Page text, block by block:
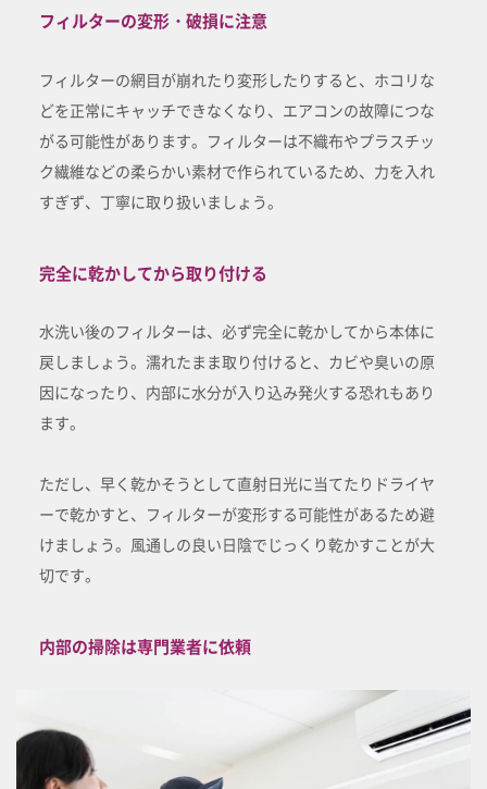
フィルターの変形・破損に注意
フィルターの網目が崩れたり変形したりすると、ホコリな
どを正常にキャッチできなくなり、エアコンの故障につな
がる可能性があります。フィルターは不織布やプラスチッ
ク繊維などの柔らかい素材で作られているため、力を入れ
すぎず、丁寧に取り扱いましょう。
完全に乾かしてから取り付ける
水洗い後のフィルターは、必ず完全に乾かしてから本体に
戻しましょう。濡れたまま取り付けると、カビや臭いの原
因になったり、内部に水分が入り込み発火する恐れもあり
ます。
ただし、早く乾かそうとして直射日光に当てたりドライヤ
ーで乾かすと、フィルターが変形する可能性があるため避
けましょう。風通しの良い日陰でじっくり乾かすことが大
切です。
内部の掃除は専門業者に依頼